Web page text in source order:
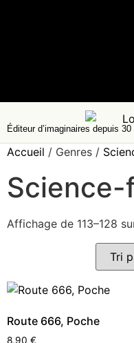
Éditeur d’imaginaires depuis 30
Accueil / Genres /
Affichage de 113–128
Route 666, Poche
8,90 €